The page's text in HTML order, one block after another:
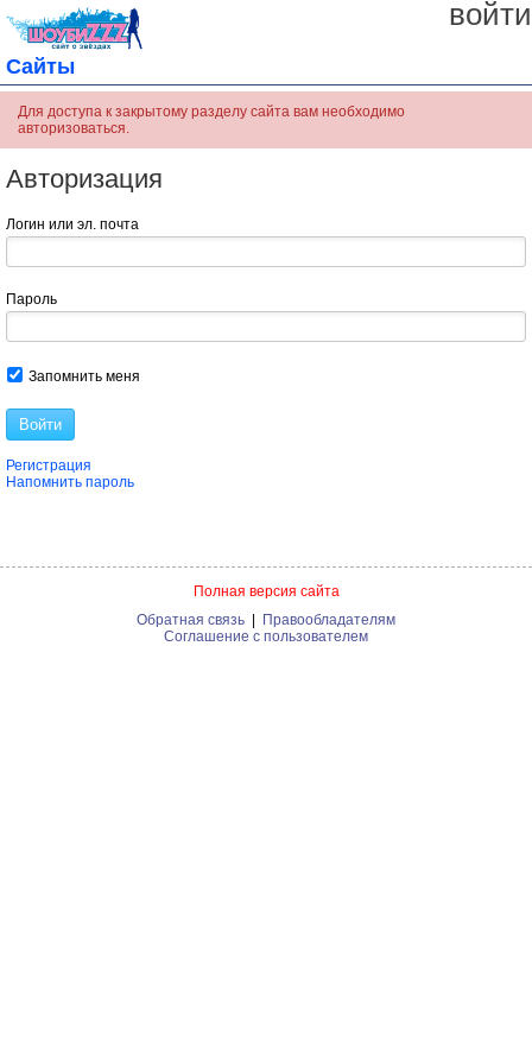
войти
Сайты
Для доступа к закрытому разделу сайта вам необходимо
авторизоваться.
Авторизация
Логин или эл. почта
Пароль
Запомнить меня
Войти
Регистрация
Напомнить пароль
Полная версия сайта
Обратная связь
Правообладателям
Соглашение с пользователем